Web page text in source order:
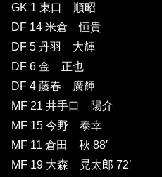
GK 1 東口 順昭
DF 14 米倉 恒貴
DF 5 丹羽 大輝
DF 6 金 正也
DF 4 藤春 廣輝
MF 21 井手口 陽介
MF 15 今野 泰幸
MF 11 倉田 秋 88′
MF 19 大森 晃太郎 72′